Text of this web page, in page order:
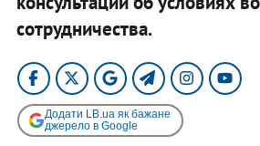
сотрудничества.
Додати LB.ua як бажане
джерело в Google